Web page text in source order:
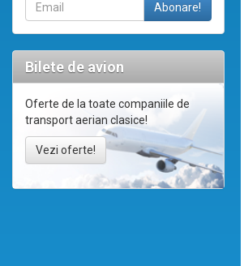
Bilete de avion
Oferte de la toate companiile de
transport aerian clasice!
Vezi oferte!